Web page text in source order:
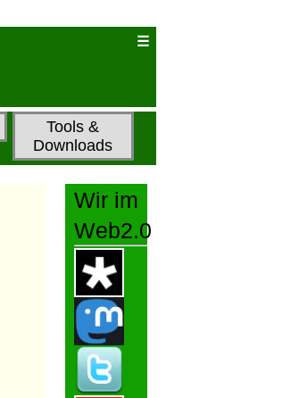
Tools &
Downloads
Wir im
Web2.0